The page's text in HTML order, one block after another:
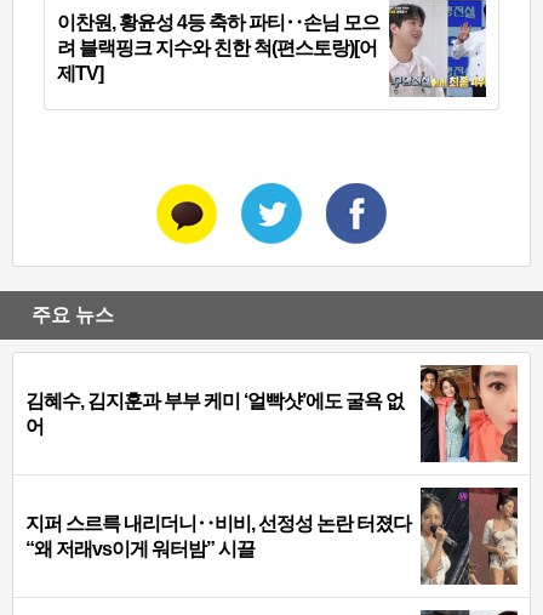
이찬원, 황윤성 4등 축하 파티‥손님 모으
려 블랙핑크 지수와 친한 척(편스토랑)[어
제TV]
주요 뉴스
김혜수, 김지훈과 부부 케미 ‘얼빡샷’에도 굴욕 없
어
지퍼 스르륵 내리더니‥비비, 선정성 논란 터졌다
“왜 저래vs이게 워터밤” 시끌